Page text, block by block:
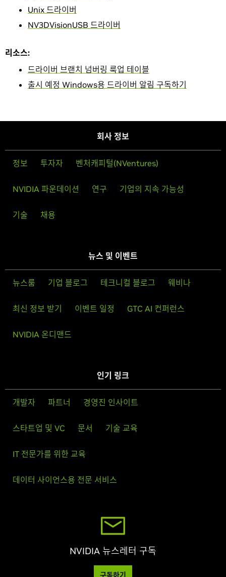
Unix 드라이버
NV3DVisionUSB 드라이버
리소스:
드라이버 브랜치 넘버링 룩업 테이블
출시 예정 Windows용 드라이버 알림 구독하기
회사 정보
정보 투자자 벤처캐피털(NVentures)
NVIDIA 파운데이션 연구 기업의 지속 가능성
기술 채용
뉴스 및 이벤트
뉴스룸 기업 블로그 테크니컬 블로그 웨비나
최신 정보 받기 이벤트 일정 GTC AI 컨퍼런스
NVIDIA 온디맨드
인기 링크
개발자 파트너 경영진 인사이트
스타트업 및 VC 문서 기술 교육
IT 전문가를 위한 교육
데이터 사이언스용 전문 서비스
NVIDIA 뉴스레터 구독
구독하기